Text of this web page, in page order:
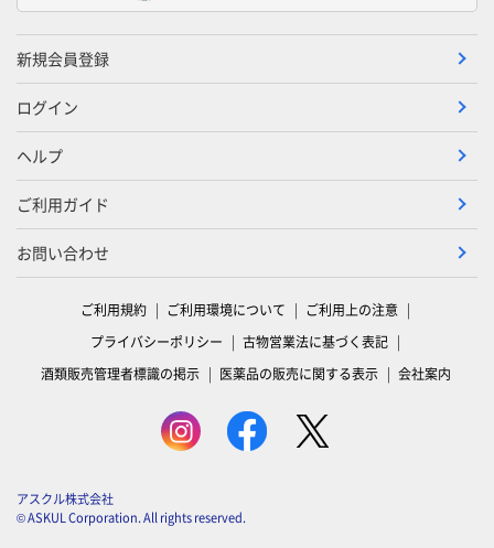
新規会員登録
ログイン
ヘルプ
ご利用ガイド
お問い合わせ
ご利用規約 ご利用環境について
ご利用上の注意
プライバシーポリシー
古物営業法に基づく表記
酒類販売管理者標識の掲示
医薬品の販売に関する表示 会社案内
アスクル株式会社
© ASKUL Corporation. All rights reserved.